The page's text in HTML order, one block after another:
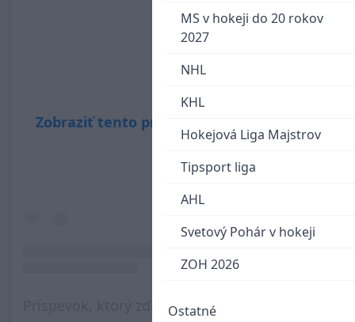
MS v hokeji do 20 rokov
2027
NHL
KHL
Hokejová Liga Majstrov
Tipsport liga
AHL
Svetový Pohár v hokeji
ZOH 2026
Ostatné
Zobraziť tento príspevok na Instagrame